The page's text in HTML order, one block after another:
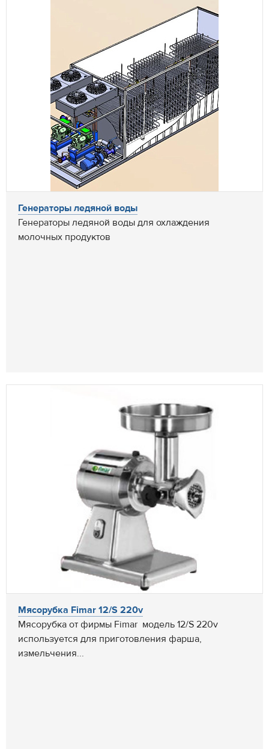
Генераторы ледяной воды
Генераторы ледяной воды для охлаждения
молочных продуктов
Мясорубка Fimar 12/S 220v
Мясорубка от фирмы Fimar модель 12/S 220v
используется для приготовления фарша,
измельчения...